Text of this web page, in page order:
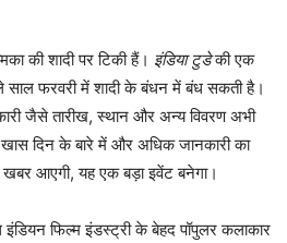
की शादी पर टिकी हैं। इंडिया टुडेकी एक
साल फरवरी में शादी के बंधन में बंध सकती है।
जैसे तारीख, स्थान और अन्य विवरण अभी
दिन के बारे में और अधिक जानकारी का
आएगी, यह एक बड़ा इवेंट बनेगा।
इंडियन फिल्म इंडस्ट्री के बेहद पॉपुलर कलाकार